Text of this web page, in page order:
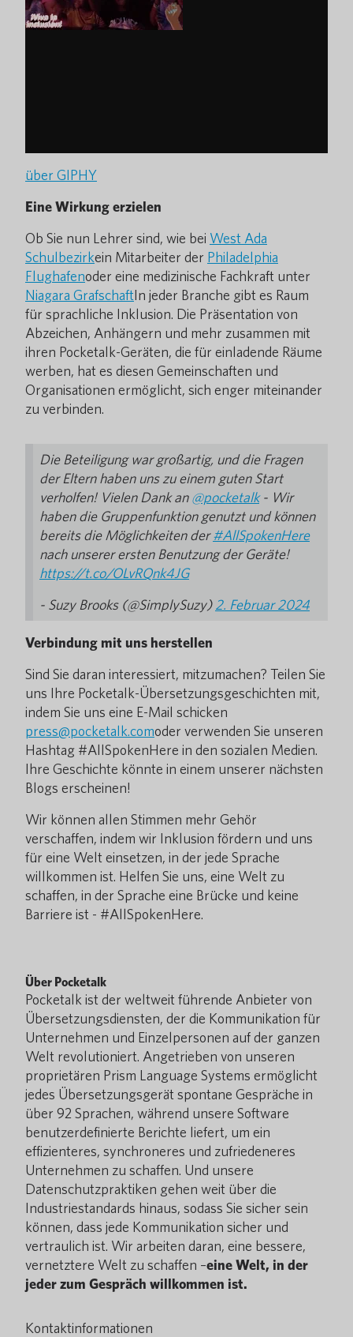
über GIPHY
Eine Wirkung erzielen
Ob Sie nun Lehrer sind, wie bei West Ada
Schulbezirkein Mitarbeiter der Philadelphia
Flughafenoder eine medizinische Fachkraft unter
Niagara GrafschaftIn jeder Branche gibt es Raum
für sprachliche Inklusion. Die Präsentation von
Abzeichen, Anhängern und mehr zusammen mit
ihren Pocketalk-Geräten, die für einladende Räume
werben, hat es diesen Gemeinschaften und
Organisationen ermöglicht, sich enger miteinander
zu verbinden.
Die Beteiligung war großartig, und die Fragen
der Eltern haben uns zu einem guten Start
verholfen! Vielen Dank an@pocketalk- Wir
haben die Gruppenfunktion genutzt und können
bereits die Möglichkeiten der#AllSpokenHere
nach unserer ersten Benutzung der Geräte!
https://t.co/OLvRQnk4JG
- Suzy Brooks (@SimplySuzy)2. Februar 2024
Verbindung mit uns herstellen
Sind Sie daran interessiert, mitzumachen? Teilen Sie
uns Ihre Pocketalk-Übersetzungsgeschichten mit,
indem Sie uns eine E-Mail schicken
press@pocketalk.comoder verwenden Sie unseren
Hashtag #AllSpokenHere in den sozialen Medien.
Ihre Geschichte könnte in einem unserer nächsten
Blogs erscheinen!
Wir können allen Stimmen mehr Gehör
verschaffen, indem wir Inklusion fördern und uns
für eine Welt einsetzen, in der jede Sprache
willkommen ist. Helfen Sie uns, eine Welt zu
schaffen, in der Sprache eine Brücke und keine
Barriere ist - #AllSpokenHere.
Über Pocketalk
Pocketalk ist der weltweit führende Anbieter von
Übersetzungsdiensten, der die Kommunikation für
Unternehmen und Einzelpersonen auf der ganzen
Welt revolutioniert. Angetrieben von unseren
proprietären Prism Language Systems ermöglicht
jedes Übersetzungsgerät spontane Gespräche in
über 92 Sprachen, während unsere Software
benutzerdefinierte Berichte liefert, um ein
effizienteres, synchroneres und zufriedeneres
Unternehmen zu schaffen. Und unsere
Datenschutzpraktiken gehen weit über die
Industriestandards hinaus, sodass Sie sicher sein
können, dass jede Kommunikation sicher und
vertraulich ist. Wir arbeiten daran, eine bessere,
vernetztere Welt zu schaffen –eine Welt, in der
jeder zum Gespräch willkommen ist.
Kontaktinformationen